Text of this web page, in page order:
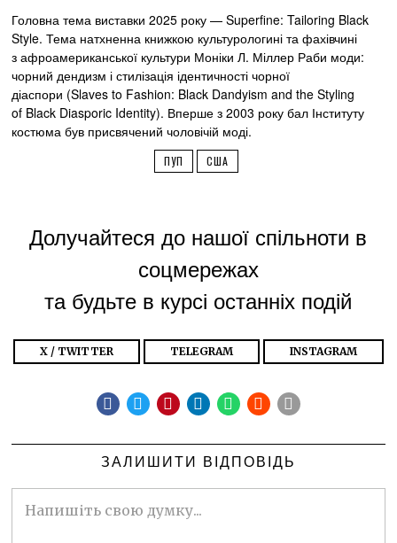
Головна тема виставки 2025 року — Superfine: Tailoring Black
Style. Тема натхненна книжкою культурологині та фахівчині
з афроамериканської культури Моніки Л. Міллер Раби моди:
чорний дендизм і стилізація ідентичності чорної
діаспори (Slaves to Fashion: Black Dandyism and the Styling
of Black Diasporic Identity). Вперше з 2003 року бал Інституту
костюма був присвячений чоловічій моді.
ПУП США
Долучайтеся до нашої спільноти в
соцмережах
та будьте в курсі останніх подій
X / TWITTER TELEGRAM INSTAGRAM
ЗАЛИШИТИ ВІДПОВІДЬ